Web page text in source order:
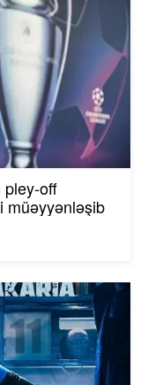
pley-off
müəyyənləşib